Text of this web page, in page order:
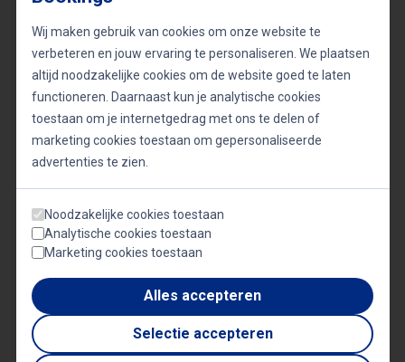
boekt die gespecialiseerd is in
beïnvloedingspsychologie, kun je rekenen op
boeiende sessies waarin de geheimen van
overtuigingskracht worden onthuld. Van technieken
zoals wederkerigheid en sociale bewijskracht tot
framing en nudging; onze sprekers bieden een
schat aan kennis die je direct kunt toepassen om je
doelen te bereiken.
Sprekers over
beïnvloedingspsychologie
boeken voor je congres
Wij maken gebruik van cookies om onze website te
verbeteren en jouw ervaring te personaliseren. We plaatsen
altijd noodzakelijke cookies om de website goed te laten
functioneren. Daarnaast kun je analytische cookies
toestaan om je internetgedrag met ons te delen of
marketing cookies toestaan om gepersonaliseerde
advertenties te zien.
Noodzakelijke cookies toestaan
Analytische cookies toestaan
Marketing cookies toestaan
Alles accepteren
Selectie accepteren